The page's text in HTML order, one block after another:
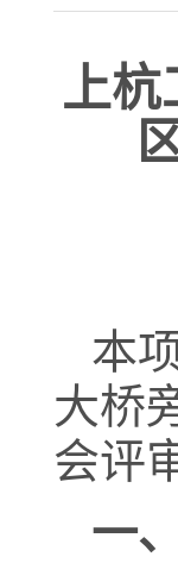
上杭
本
大桥
会评
一